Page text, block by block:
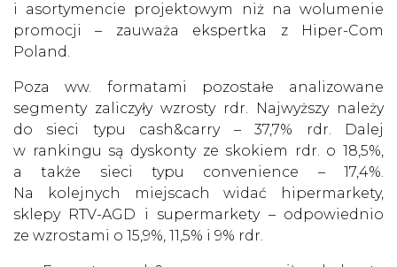
i asortymencie projektowym niż na wolumenie
promocji – zauważa ekspertka z Hiper-Com
Poland.
Poza ww. formatami pozostałe analizowane
segmenty zaliczyły wzrosty rdr. Najwyższy należy
do sieci typu cash&carry – 37,7% rdr. Dalej
w rankingu są dyskonty ze skokiem rdr. o 18,5%,
a także sieci typu convenience – 17,4%.
Na kolejnych miejscach widać hipermarkety,
sklepy RTV-AGD i supermarkety – odpowiednio
ze wzrostami o 15,9%, 11,5% i 9% rdr.